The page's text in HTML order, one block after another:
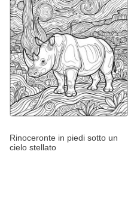
Rinoceronte in piedi sotto un
cielo stellato